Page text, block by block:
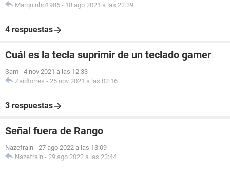
Marquinho1986 - 18 ago 2021 a las 22:39
4 respuestas
Cuál es la tecla suprimir de un teclado gamer
Sam - 4 nov 2021 a las 12:33
Zaidtorres - 25 nov 2021 a las 02:16
3 respuestas
Señal fuera de Rango
Nazefrain - 27 ago 2022 a las 13:09
Nazefrain - 29 ago 2022 a las 23:44